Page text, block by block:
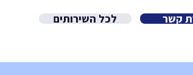
לכל השירותים קשר